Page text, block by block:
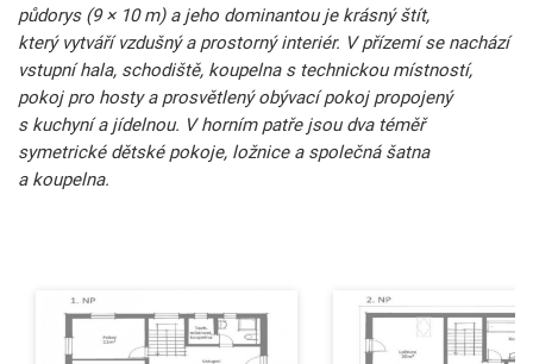
půdorys (9 × 10 m) a jeho dominantou je krásný štít,
který vytváří vzdušný a prostorný interiér. V přízemí se nachází
vstupní hala, schodiště, koupelna s technickou místností,
pokoj pro hosty a prosvětlený obývací pokoj propojený
s kuchyní a jídelnou. V horním patře jsou dva téměř
symetrické dětské pokoje, ložnice a společná šatna
a koupelna.